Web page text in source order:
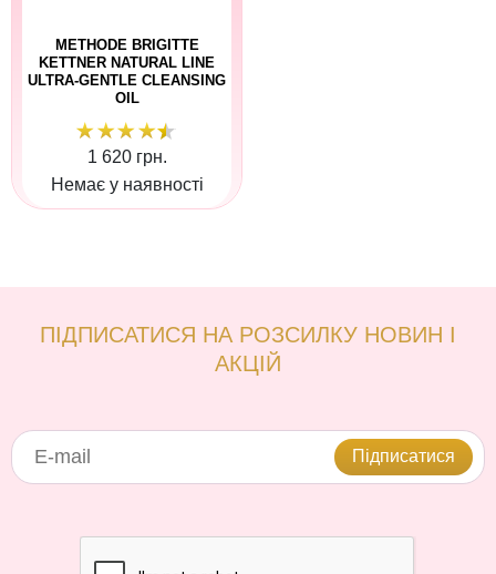
METHODE BRIGITTE
KETTNER NATURAL LINE
ULTRA-GENTLE CLEANSING
OIL
1 620 грн.
Немає у наявності
ПІДПИСАТИСЯ НА РОЗСИЛКУ НОВИН І
АКЦІЙ
Підписатися